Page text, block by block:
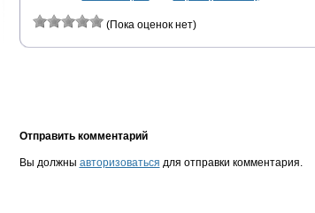
(Пока оценок нет)
Отправить комментарий
Вы должны авторизоваться для отправки комментария.